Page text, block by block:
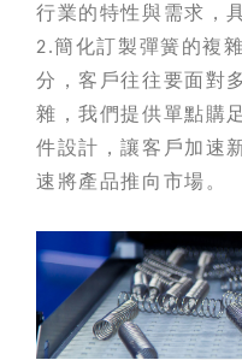
行業的特性與需求，
2.簡化訂製彈簧的複
分，客戶往往要面對
雜，我們提供單點購
件設計，讓客戶加速
速將產品推向市場。